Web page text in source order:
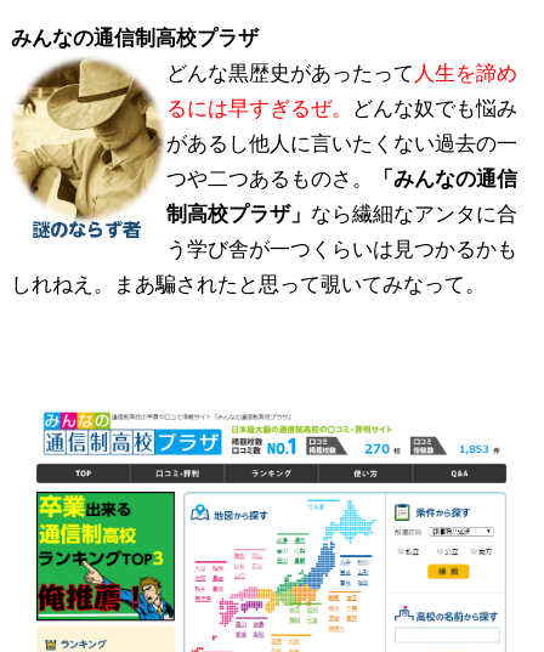
みんなの通信制高校プラザ
どんな黒歴史があったって 人生を諦め
るには早すぎるぜ。
どんな奴でも悩み
があるし他人に言いたくない過去の一
つや二つあるものさ。
「みんなの通信
制高校プラザ」 なら繊細なアンタに合
う学び舎が一つくらいは見つかるかも
しれねえ。まあ騙されたと思って覗いてみなって。